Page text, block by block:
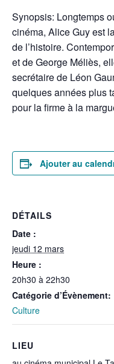
Synopsis: Longtemps
cinéma, Alice Guy est
de l’histoire.
et de George Méliès,
secrétaire de Léon
quelques années plus
pour la firme à la
Ajouter au
DÉTAILS
Date :
jeudi 12 mars
Heure :
20h30 à 22h30
Catégorie d’Évènement:
Culture
LIEU